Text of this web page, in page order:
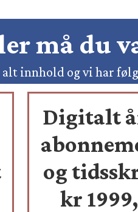
må du
innhold og vi har
Digitalt
og
kr